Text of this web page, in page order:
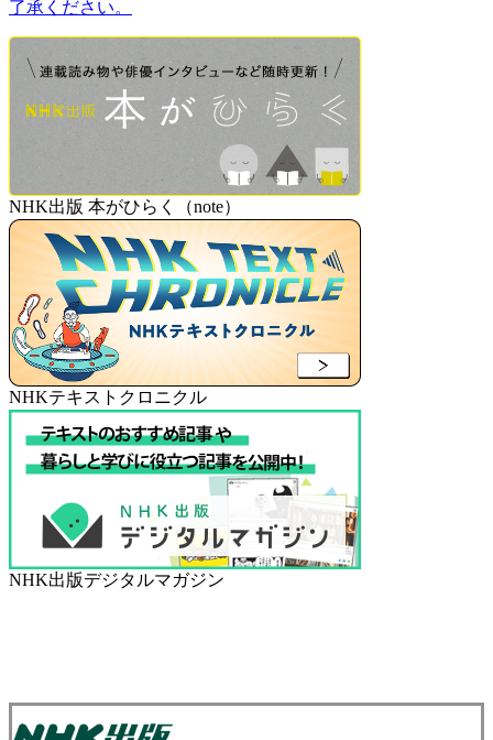
了承ください。
NHK出版 本がひらく（note）
NHKテキストクロニクル
NHK出版デジタルマガジン